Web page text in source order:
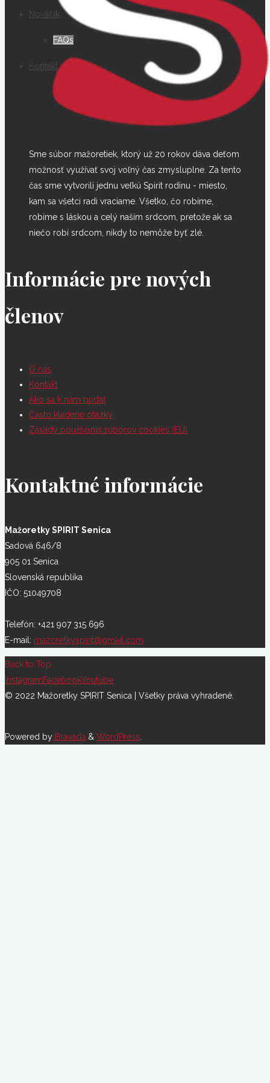
FAQs
Sme súbor mažoretiek, ktorý už 20 rokov dáva deťom
možnosť využívať svoj voľný čas zmysluplne. Za tento
čas sme vytvorili jednu veľkú Spirit rodinu - miesto,
kam sa všetci radi vraciame. Všetko, čo robíme,
robíme s láskou a celý naším srdcom, pretože ak sa
niečo robí srdcom, nikdy to nemôže byť zlé.
Informácie pre nových
členov
O nás
Kontakt
Ako sa k nám pridať
Často kladené otázky
Zásady používania súborov cookies (EÚ)
Kontaktné informácie
Mažoretky SPIRIT Senica
Sadová 646/8
905 01 Senica
Slovenská republika
IČO: 51049708
Telefón: +421 907 315 696
E-mail: mazoretkyspirit@gmail.com
Back to Top
InstagramFacebookYoutube
© 2022 Mažoretky SPIRIT Senica | Všetky práva vyhradené.
Powered by Bravada & WordPress.